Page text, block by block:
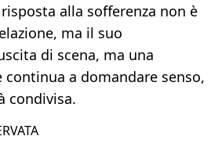
alla sofferenza non è
ma il suo
di scena, ma una
continua a domandare senso,
condivisa.